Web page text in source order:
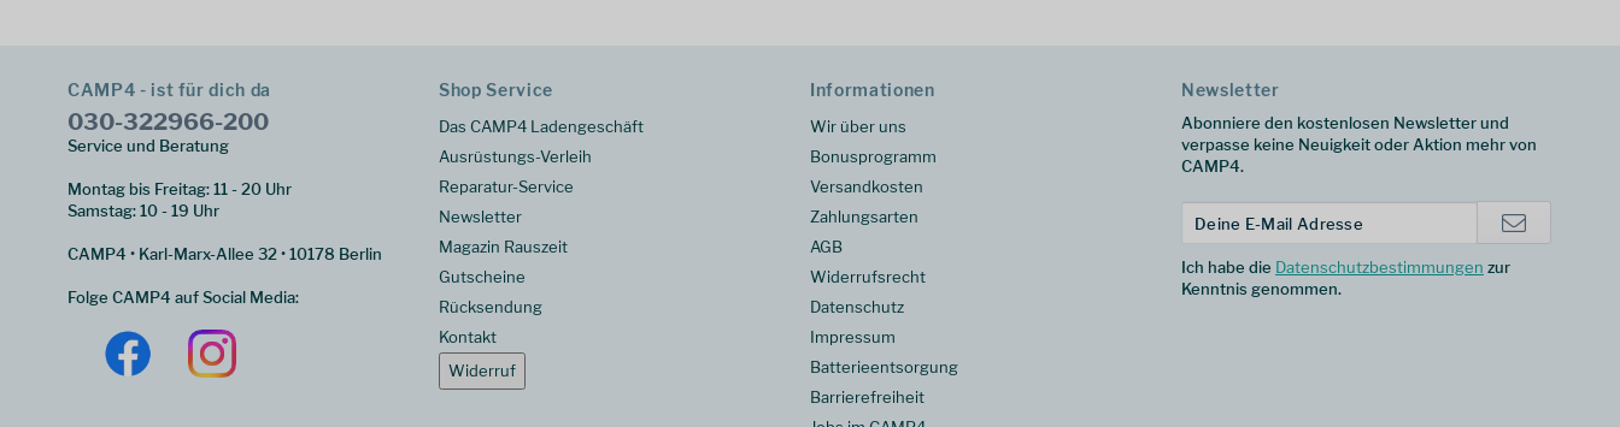
CAMP4 - ist für dich da
030-322966-200
Service und Beratung
Montag bis Freitag: 11 - 20 Uhr
Samstag: 10 - 19 Uhr
CAMP4 • Karl-Marx-Allee 32 • 10178 Berlin
Folge CAMP4 auf Social Media:
Shop Service
Das CAMP4 Ladengeschäft
Ausrüstungs-Verleih
Reparatur-Service
Newsletter
Magazin Rauszeit
Gutscheine
Rücksendung
Kontakt
Widerruf
Informationen
Wir über uns
Bonusprogramm
Versandkosten
Zahlungsarten
AGB
Widerrufsrecht
Datenschutz
Impressum
Batterieentsorgung
Barrierefreiheit
Newsletter
Abonniere den kostenlosen Newsletter und
verpasse keine Neuigkeit oder Aktion mehr von
CAMP4.
Ich habe die Datenschutzbestimmungen zur
Kenntnis genommen.